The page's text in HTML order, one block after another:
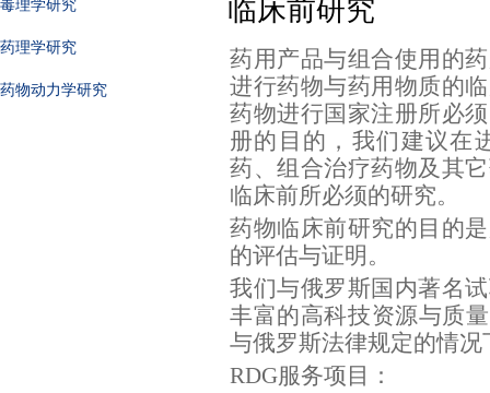
毒理学研究
药理学研究
药物动力学研究
临床前研究
药用产品与组合使用的
进行药物与药用物质的
药物进行国家注册所必
册的目的，我们建议在
药、组合治疗药物及其
临床前所必须的研究。
药物临床前研究的目的
的评估与证明。
我们与俄罗斯国内著名
丰富的高科技资源与质
与俄罗斯法律规定的情
RDG服务项目：